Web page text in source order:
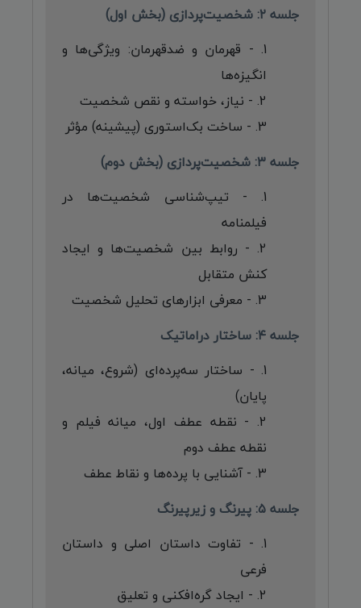
جلسه ۲: شخصیت‌پردازی (بخش اول)
- قهرمان و ضدقهرمان: ویژگی‌ها و
انگیزه‌ها
- نیاز، خواسته و نقص شخصیت
- ساخت بک‌استوری (پیشینه) مؤثر
جلسه ۳: شخصیت‌پردازی (بخش دوم)
- تیپ‌شناسی شخصیت‌ها در
فیلمنامه
- روابط بین شخصیت‌ها و ایجاد
کنش متقابل
- معرفی ابزارهای تحلیل شخصیت
جلسه ۴: ساختار دراماتیک
- ساختار سه‌پرده‌ای (شروع، میانه،
پایان)
- نقطه عطف اول، میانه فیلم و
نقطه عطف دوم
- آشنایی با پرده‌ها و نقاط عطف
جلسه ۵: پیرنگ و زیرپیرنگ
- تفاوت داستان اصلی و داستان
فرعی
- ایجاد گره‌افکنی و تعلیق